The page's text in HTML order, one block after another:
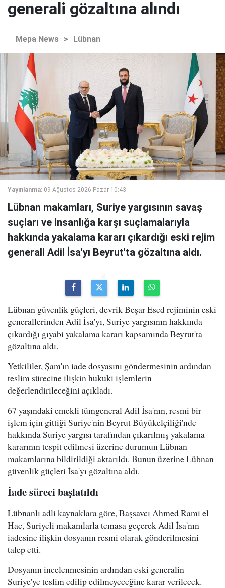
generali gözaltına alındı
Mepa News > Lübnan
Yayınlanma: 09 Ağustos 2026 Pazar 10:43
Lübnan makamları, Suriye yargısının savaş
suçları ve insanlığa karşı suçlamalarıyla
hakkında yakalama kararı çıkardığı eski rejim
generali Adil İsa'yı Beyrut'ta gözaltına aldı.
Lübnan güvenlik güçleri, devrik Beşar Esed rejiminin eski
generallerinden Adil İsa'yı, Suriye yargısının hakkında
çıkardığı gıyabi yakalama kararı kapsamında Beyrut'ta
gözaltına aldı.
Yetkililer, Şam'ın iade dosyasını göndermesinin ardından
teslim sürecine ilişkin hukuki işlemlerin
değerlendirileceğini açıkladı.
67 yaşındaki emekli tümgeneral Adil İsa'nın, resmi bir
işlem için gittiği Suriye'nin Beyrut Büyükelçiliği'nde
hakkında Suriye yargısı tarafından çıkarılmış yakalama
kararının tespit edilmesi üzerine durumun Lübnan
makamlarına bildirildiği aktarıldı. Bunun üzerine Lübnan
güvenlik güçleri İsa'yı gözaltına aldı.
İade süreci başlatıldı
Lübnanlı adli kaynaklara göre, Başsavcı Ahmed Rami el
Hac, Suriyeli makamlarla temasa geçerek Adil İsa'nın
iadesine ilişkin dosyanın resmi olarak gönderilmesini
talep etti.
Dosyanın incelenmesinin ardından eski generalin
Suriye'ye teslim edilip edilmeyeceğine karar verilecek.